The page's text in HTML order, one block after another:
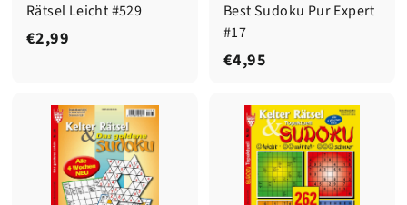
Rätsel Leicht #529
€2,99
9
9
Best Sudoku Pur Expert
#17
€4,95
,
9
5